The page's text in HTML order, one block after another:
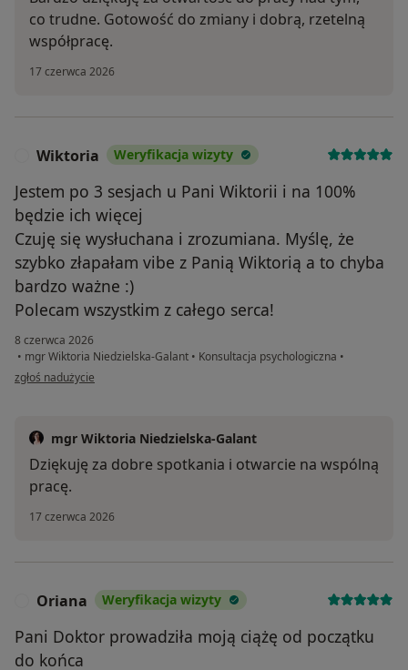
co trudne. Gotowość do zmiany i dobrą, rzetelną
współpracę.
17 czerwca 2026
Wiktoria Weryfikacja wizyty
Jestem po 3 sesjach u Pani Wiktorii i na 100%
będzie ich więcej
Czuję się wysłuchana i zrozumiana. Myślę, że
szybko złapałam vibe z Panią Wiktorią a to chyba
bardzo ważne :)
Polecam wszystkim z całego serca!
8 czerwca 2026
• mgr Wiktoria Niedzielska-Galant • Konsultacja psychologiczna •
w opinii użytkownika Wiktoria
zgłoś nadużycie
mgr Wiktoria Niedzielska-Galant
Dziękuję za dobre spotkania i otwarcie na wspólną
pracę.
17 czerwca 2026
Oriana Weryfikacja wizyty
Pani Doktor prowadziła moją ciążę od początku
do końca